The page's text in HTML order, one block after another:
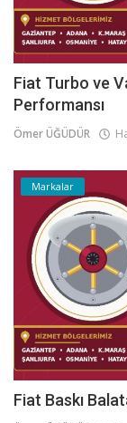
Fiat Turbo ve
Performansı
Ömer ÜĞÜDÜR
Markalar
Fiat Baskı